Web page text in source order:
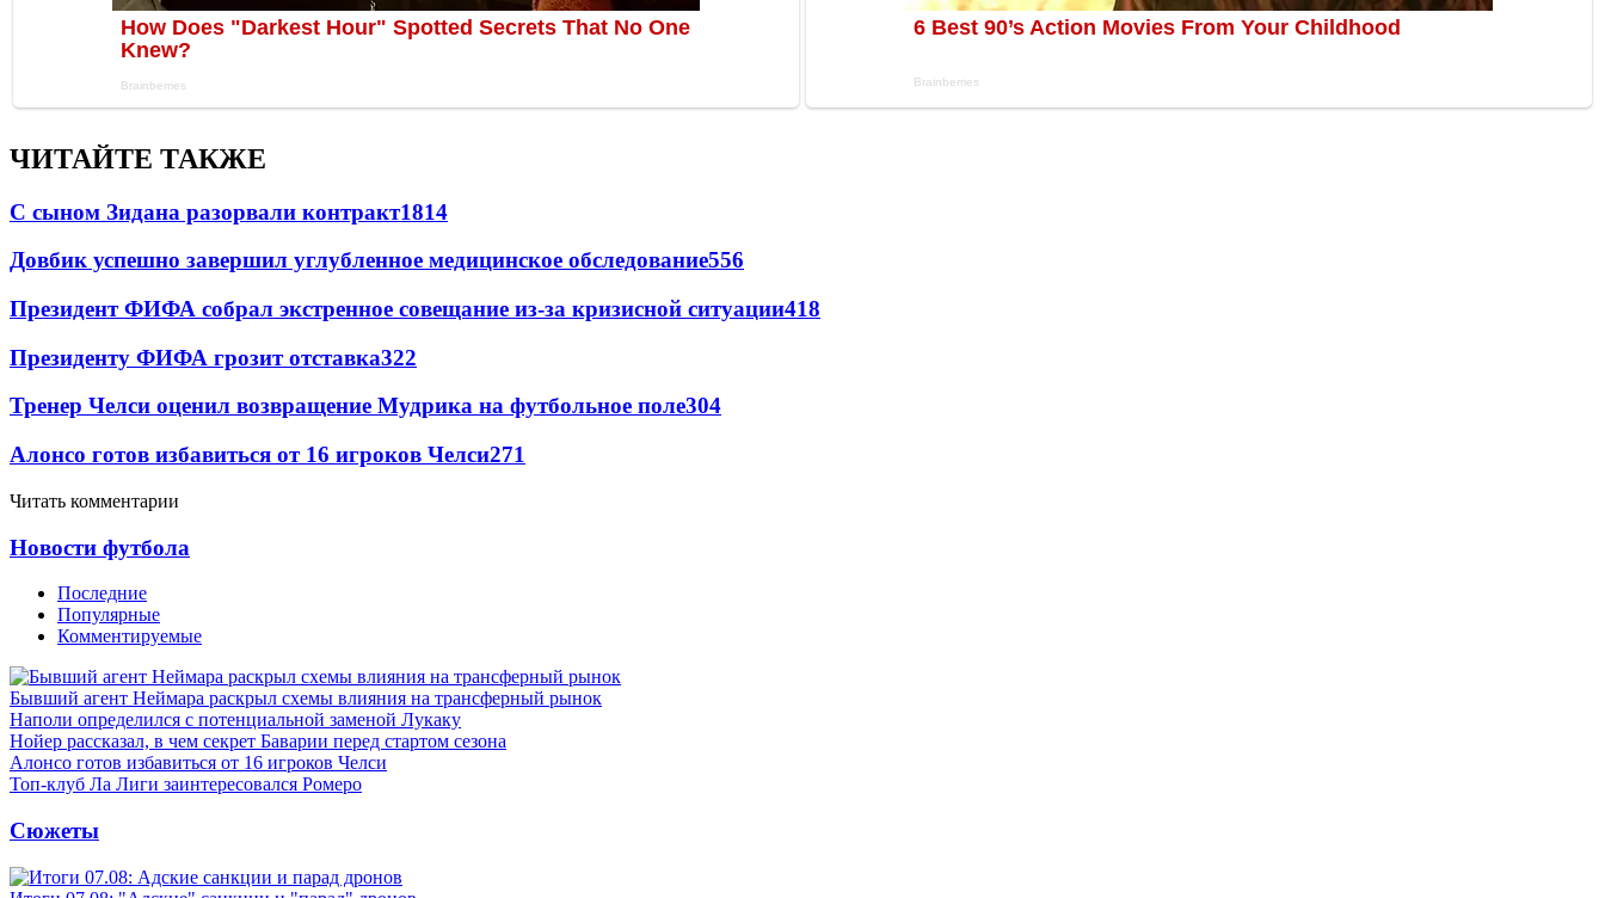
ЧИТАЙТЕ ТАКЖЕ
С сыном Зидана разорвали контракт1814
Довбик успешно завершил углубленное медицинское обследование556
Президент ФИФА собрал экстренное совещание из-за кризисной ситуации418
Президенту ФИФА грозит отставка322
Тренер Челси оценил возвращение Мудрика на футбольное поле304
Алонсо готов избавиться от 16 игроков Челси271
Читать комментарии
Новости футбола
Последние
Популярные
Комментируемые
Бывший агент Неймара раскрыл схемы влияния на трансферный рынок
Наполи определился с потенциальной заменой Лукаку
Нойер рассказал, в чем секрет Баварии перед стартом сезона
Алонсо готов избавиться от 16 игроков Челси
Топ-клуб Ла Лиги заинтересовался Ромеро
Сюжеты